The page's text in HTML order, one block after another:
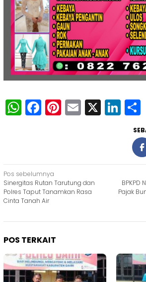
WhatsApp
Facebook
Pinterest
Email
X
Navigasi
pos
Pos sebelumnya
Sinergitas Rutan Tarutung dan
Polres Taput Tanamkan Rasa
Cinta Tanah Air
BPKPD
Pajak
POS TERKAIT